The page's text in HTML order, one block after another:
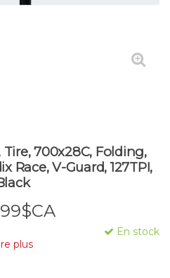
700x28C, Folding,
Race, V-Guard, 127TPI,
En stock
plus